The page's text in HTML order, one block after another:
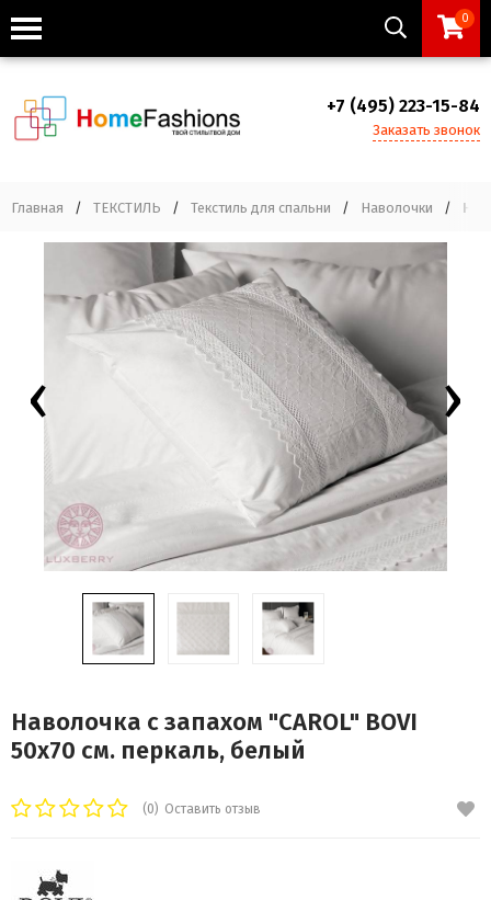
0
+7 (495) 223-15-84
Заказать звонок
Главная / ТЕКСТИЛЬ / Текстиль для спальни / Наволочки /
‹ ›
Наволочка с запахом "CAROL" BOVI
50х70 см. перкаль, белый
(0) Оставить отзыв